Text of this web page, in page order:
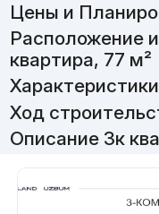
Цены и
Расположение
квартира, 77 м²
Ход
Описание 3к